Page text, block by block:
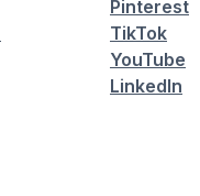
Pinterest
TikTok
YouTube
LinkedIn